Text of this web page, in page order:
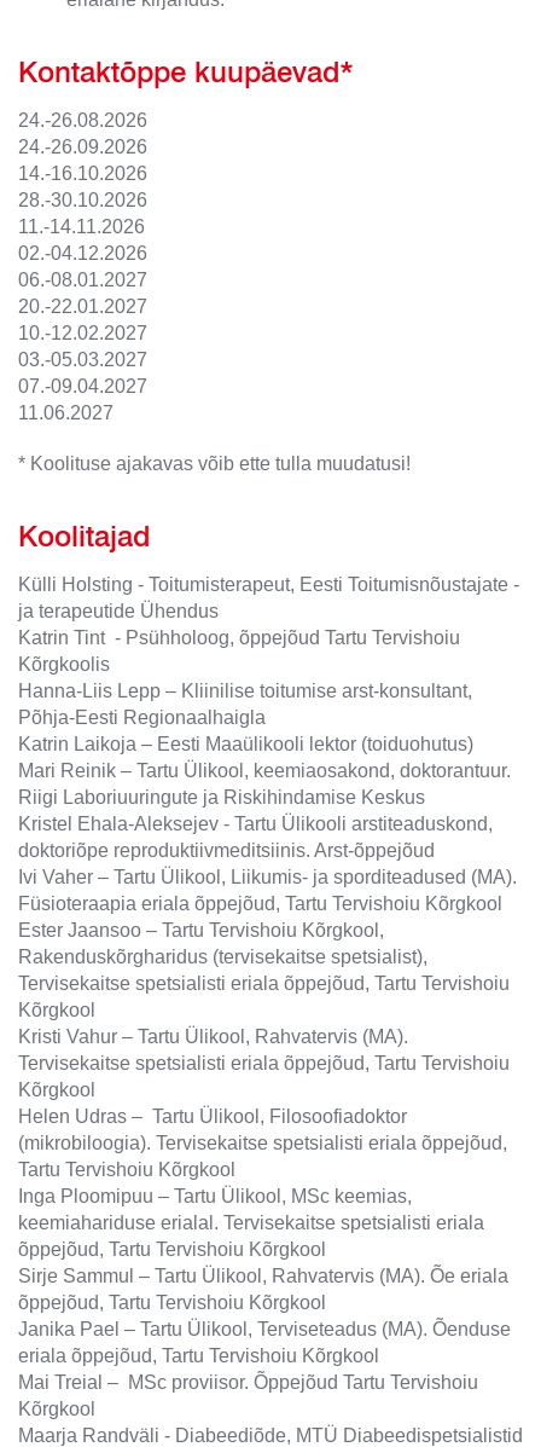
Kontaktõppe kuupäevad*
24.-26.08.2026
24.-26.09.2026
14.-16.10.2026
28.-30.10.2026
11.-14.11.2026
02.-04.12.2026
06.-08.01.2027
20.-22.01.2027
10.-12.02.2027
03.-05.03.2027
07.-09.04.2027
11.06.2027
* Koolituse ajakavas võib ette tulla muudatusi!
Koolitajad
Külli Holsting - Toitumisterapeut, Eesti Toitumisnõustajate -
ja terapeutide Ühendus
Katrin Tint - Psühholoog, õppejõud Tartu Tervishoiu
Kõrgkoolis
Hanna-Liis Lepp – Kliinilise toitumise arst-konsultant,
Põhja-Eesti Regionaalhaigla
Katrin Laikoja – Eesti Maaülikooli lektor (toiduohutus)
Mari Reinik – Tartu Ülikool, keemiaosakond, doktorantuur.
Riigi Laboriuuringute ja Riskihindamise Keskus
Kristel Ehala-Aleksejev - Tartu Ülikooli arstiteaduskond,
doktoriõpe reproduktiivmeditsiinis. Arst-õppejõud
Ivi Vaher – Tartu Ülikool, Liikumis- ja sporditeadused (MA).
Füsioteraapia eriala õppejõud, Tartu Tervishoiu Kõrgkool
Ester Jaansoo – Tartu Tervishoiu Kõrgkool,
Rakenduskõrgharidus (tervisekaitse spetsialist),
Tervisekaitse spetsialisti eriala õppejõud, Tartu Tervishoiu
Kõrgkool
Kristi Vahur – Tartu Ülikool, Rahvatervis (MA).
Tervisekaitse spetsialisti eriala õppejõud, Tartu Tervishoiu
Kõrgkool
Helen Udras – Tartu Ülikool, Filosoofiadoktor
(mikrobiloogia). Tervisekaitse spetsialisti eriala õppejõud,
Tartu Tervishoiu Kõrgkool
Inga Ploomipuu – Tartu Ülikool, MSc keemias,
keemiahariduse erialal. Tervisekaitse spetsialisti eriala
õppejõud, Tartu Tervishoiu Kõrgkool
Sirje Sammul – Tartu Ülikool, Rahvatervis (MA). Õe eriala
õppejõud, Tartu Tervishoiu Kõrgkool
Janika Pael – Tartu Ülikool, Terviseteadus (MA). Õenduse
eriala õppejõud, Tartu Tervishoiu Kõrgkool
Mai Treial – MSc proviisor. Õppejõud Tartu Tervishoiu
Kõrgkool
Maarja Randväli - Diabeediõde, MTÜ Diabeedispetsialistid